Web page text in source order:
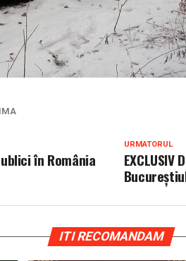
URMATORUL
în România
ITI RECOMANDAM